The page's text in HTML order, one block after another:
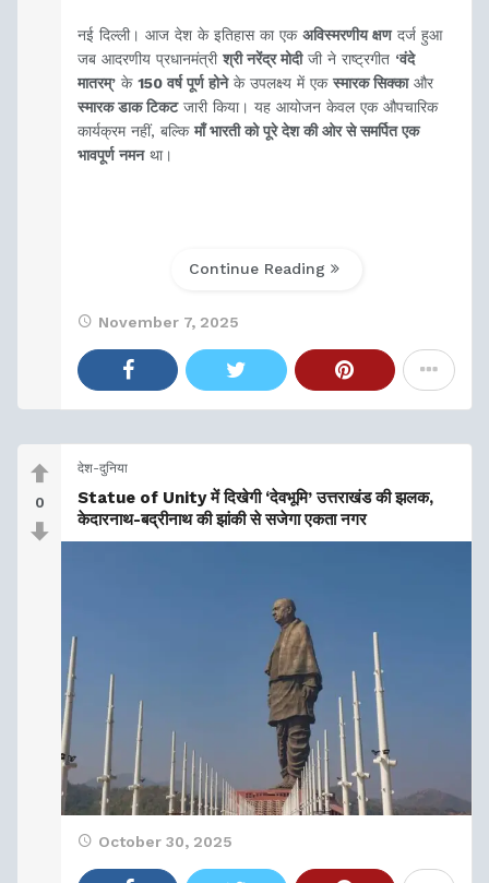
नई दिल्ली। आज देश के इतिहास का एक अविस्मरणीय क्षणदर्ज हुआ
जब आदरणीय प्रधानमंत्रीश्री नरेंद्र मोदीजी ने राष्ट्रगीत ‘वंदे
मातरम्’ के 150 वर्ष पूर्ण होनेके उपलक्ष्य में एकस्मारक सिक्काऔर
स्मारक डाक टिकटजारी किया। यह आयोजन केवल एक औपचारिक
कार्यक्रम नहीं, बल्किमाँ भारती को पूरे देश की ओर से समर्पित एक
भावपूर्ण नमनथा।
राष्ट्रगीत के प्रति श्रद्धा और राष्ट्रभाव
प्रधानमंत्री मोदी जी ने कहा कि ‘वंदे मातरम्’केवल एक गीत नहीं,
Continue Reading
November 7, 2025
0
देश-दुनिया
Statue of Unity में दिखेगी ‘देवभूमि’ उत्तराखंड की झलक,
केदारनाथ-बद्रीनाथ की झांकी से सजेगा एकता नगर
October 30, 2025